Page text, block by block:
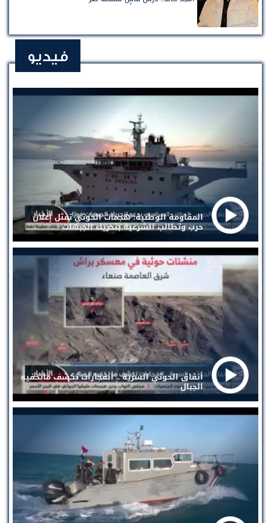
فيديو
المقاومة الوطنية: هجمات الحوثي تمثل إعلان
حرب وتطالب الشرعية بتحريك الجبهات
أنفاق الحوثي السرية .. انفجارات تكشف ماتخفيه
الجبال